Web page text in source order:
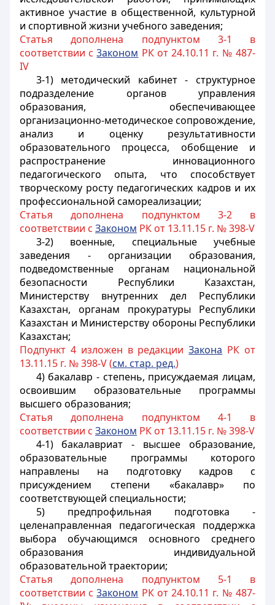
активное участие в общественной, культурной
и спортивной жизни учебного заведения;
Статья дополнена подпунктом 3-1 в
соответствии с3аконом РК от 24.10.11 г. № 487-
IV
3-1) методический кабинет - структурное
подразделение органов управления
образования, обеспечивающее
организационно-методическое сопровождение,
анализ и оценку результативности
образовательного процесса, обобщение и
распространение инновационного
педагогического опыта, что способствует
творческому росту педагогических кадров и их
профессиональной самореализации;
Статья дополнена подпунктом 3-2 в
соответствии с Законом РК от 13.11.15 г. № 398-V
3-2) военные, специальные учебные
заведения - организации образования,
подведомственные органам национальной
безопасности Республики Казахстан,
Министерству внутренних дел Республики
Казахстан, органам прокуратуры Республики
Казахстан и Министерству обороны Республики
Казахстан;
Подпункт 4 изложен в редакцииЗакона РК от
13.11.15 г. № 398-V (см. стар. ред.)
4) бакалавр - степень, присуждаемая лицам,
освоившим образовательные программы
высшего образования;
Статья дополнена подпунктом 4-1 в
соответствии с Законом РК от 13.11.15 г. № 398-V
4-1) бакалавриат - высшее образование,
образовательные программы которого
направлены на подготовку кадров с
присуждением степени «бакалавр» по
соответствующей специальности;
5) предпрофильная подготовка -
целенаправленная педагогическая поддержка
выбора обучающимся основного среднего
образования индивидуальной
образовательной траектории;
Статья дополнена подпунктом 5-1 в
соответствии с3аконом РК от 24.10.11 г. № 487-